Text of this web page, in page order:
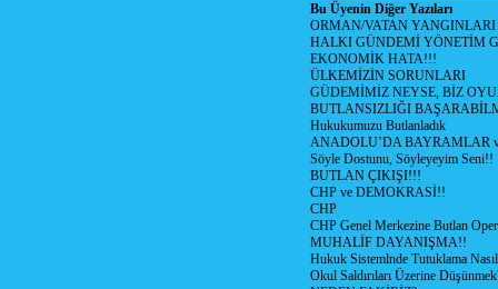
Bu Üyenin Diğer Yazıları
ORMAN/VATAN
HALKI GÜNDEMİ YÖNETİM
EKONOMİK HATA!!!
ÜLKEMİZİN SORUNLARI
GÜDEMİMİZ NEYSE, BİZ
BUTLANSIZLIĞI
Hukukumuzu Butlanladık
ANADOLU’DA BAYRAMLAR
Söyle Dostunu, Söyleyeyim Seni!!
BUTLAN ÇIKIŞI!!!
CHP ve DEMOKRASİ!!
CHP
CHP Genel Merkezine Butlan
MUHALİF DAYANIŞMA!!
Hukuk Sistemlnde Tutuklama
Okul Saldırıları Üzerine